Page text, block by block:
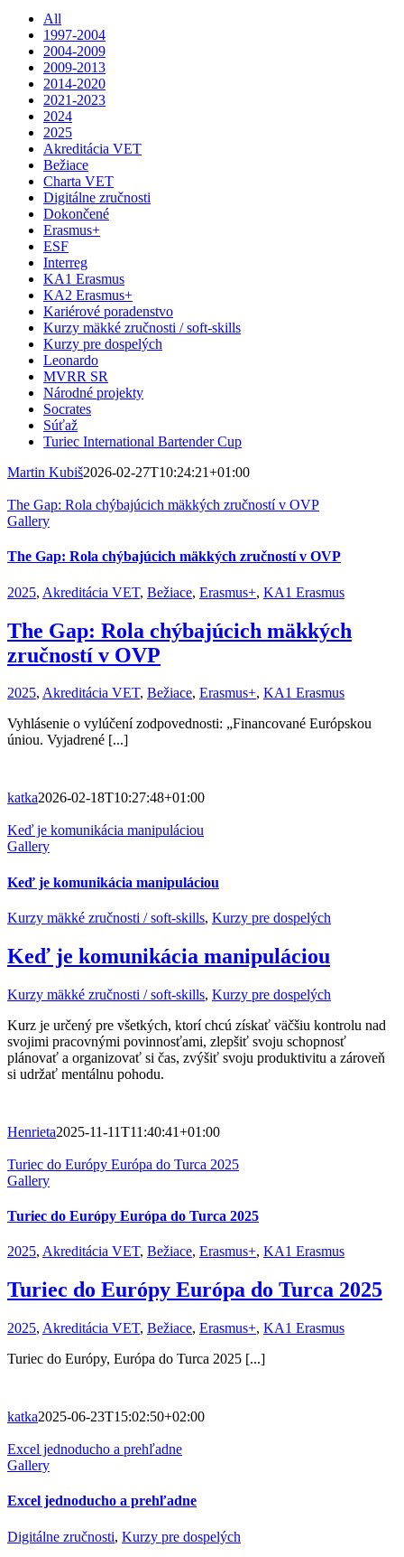
All
1997-2004
2004-2009
2009-2013
2014-2020
2021-2023
2024
2025
Akreditácia VET
Bežiace
Charta VET
Digitálne zručnosti
Dokončené
Erasmus+
ESF
Interreg
KA1 Erasmus
KA2 Erasmus+
Kariérové poradenstvo
Kurzy mäkké zručnosti / soft-skills
Kurzy pre dospelých
Leonardo
MVRR SR
Národné projekty
Socrates
Súťaž
Turiec International Bartender Cup
Martin Kubiš2026-02-27T10:24:21+01:00
The Gap: Rola chýbajúcich mäkkých zručností v OVP
Gallery
The Gap: Rola chýbajúcich mäkkých zručností v OVP
2025, Akreditácia VET, Bežiace, Erasmus+, KA1 Erasmus
The Gap: Rola chýbajúcich mäkkých
zručností v OVP
2025, Akreditácia VET, Bežiace, Erasmus+, KA1 Erasmus
Vyhlásenie o vylúčení zodpovednosti: „Financované Európskou
úniou. Vyjadrené [...]
katka2026-02-18T10:27:48+01:00
Keď je komunikácia manipuláciou
Gallery
Keď je komunikácia manipuláciou
Kurzy mäkké zručnosti / soft-skills, Kurzy pre dospelých
Keď je komunikácia manipuláciou
Kurzy mäkké zručnosti / soft-skills, Kurzy pre dospelých
Kurz je určený pre všetkých, ktorí chcú získať väčšiu kontrolu nad
svojimi pracovnými povinnosťami, zlepšiť svoju schopnosť
plánovať a organizovať si čas, zvýšiť svoju produktivitu a zároveň
si udržať mentálnu pohodu.
Henrieta2025-11-11T11:40:41+01:00
Turiec do Európy Európa do Turca 2025
Gallery
Turiec do Európy Európa do Turca 2025
2025, Akreditácia VET, Bežiace, Erasmus+, KA1 Erasmus
Turiec do Európy Európa do Turca 2025
2025, Akreditácia VET, Bežiace, Erasmus+, KA1 Erasmus
Turiec do Európy, Európa do Turca 2025 [...]
katka2025-06-23T15:02:50+02:00
Excel jednoducho a prehľadne
Gallery
Excel jednoducho a prehľadne
Digitálne zručnosti, Kurzy pre dospelých